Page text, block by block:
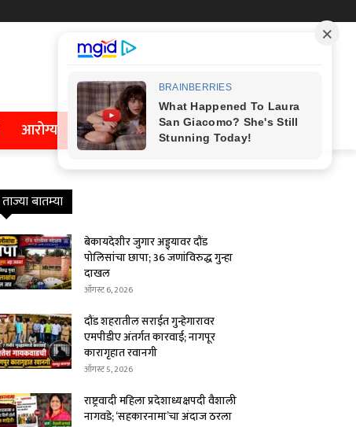
आरोग्य
ताज्या बातम्या
बेकायदेशीर जुगार अड्ड्यावर दौंड
पोलिसांचा छापा; 36 जणांविरुद्ध गुन्हा
दाखल
ऑगस्ट 6, 2026
दौंड शहरातील सराईत गुन्हेगारावर
एमपीडीए अंतर्गत कारवाई; नागपूर
कारागृहात रवानगी
ऑगस्ट 5, 2026
राष्ट्रवादी महिला प्रदेशाध्यक्षपदी वैशाली
नागवडे; ‘सहकारनामा’चा अंदाज ठरला